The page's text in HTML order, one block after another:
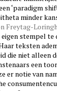
‘paradigm
minder
Freytag-
stempel te
teksten
die niet alleen
een
er notie van